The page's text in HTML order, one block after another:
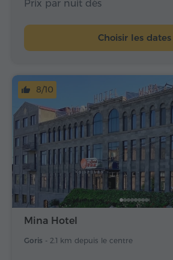
Prix par nuit dès
Choisir les dates
Mina Hotel
Goris - 2.1 km depuis le centre
8/10